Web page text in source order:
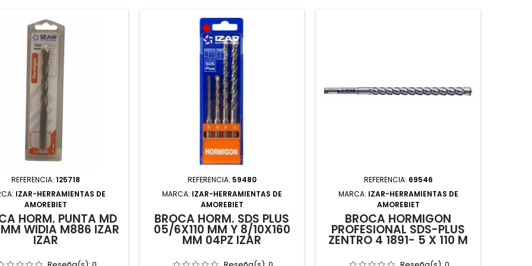
REFERENCIA:125718
IZAR-HERRAMIENTAS DE
AMOREBIET
HORM. PUNTA MD
WIDIA M886 IZAR
IZAR
REFERENCIA: 59480
MARCA: IZAR-HERRAMIENTAS DE
AMOREBIET
BROCA HORM. SDS PLUS
05/6X110 MM Y 8/10X160
MM 04PZ IZAR
REFERENCIA: 69546
MARCA: IZAR-HERRAMIENTAS DE
AMOREBIET
BROCA HORMIGON
PROFESIONAL SDS-PLUS
ZENTRO 4 1891- 5 X 110 M